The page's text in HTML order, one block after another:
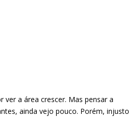
a área crescer. Mas pensar a
ainda vejo pouco. Porém, injusto